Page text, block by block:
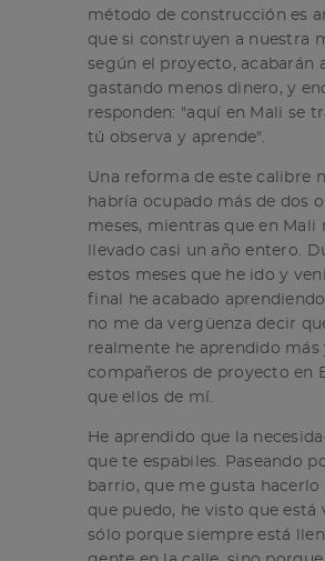
método de construcción es
que si construyen a nuestra
según el proyecto, acabarán
gastando menos dinero, y
responden: "aquí en Mali se
tú observa y aprende".
Una reforma de este calibre
habría ocupado más de dos
meses, mientras que en Mali
llevado casi un año entero.
estos meses que he ido y
final he acabado
no me da vergüenza decir
realmente he aprendido más
compañeros de proyecto en
que ellos de mí.
He aprendido que la
que te espabiles. Paseando
barrio, que me gusta hacerlo
que puedo, he visto que está
sólo porque siempre está